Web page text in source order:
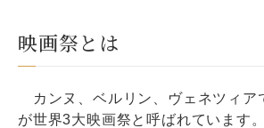
映画祭とは
カンヌ、ベルリン、ヴェネツィア
が世界3大映画祭と呼ばれています